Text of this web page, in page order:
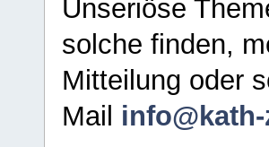
Unseriöse
solche finden,
Mitteilung oder
Mail